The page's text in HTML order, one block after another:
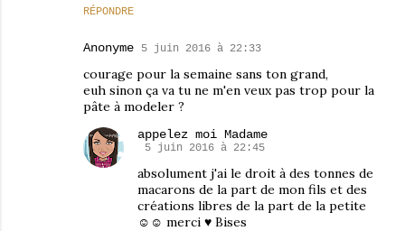
RÉPONDRE
Anonyme 5 juin 2016 à 22:33
courage pour la semaine sans ton grand,
euh sinon ça va tu ne m'en veux pas trop pour la
pâte à modeler ?
appelez moi Madame
5 juin 2016 à 22:45
absolument j'ai le droit à des tonnes de
macarons de la part de mon fils et des
créations libres de la part de la petite
☺☺ merci ♥ Bises